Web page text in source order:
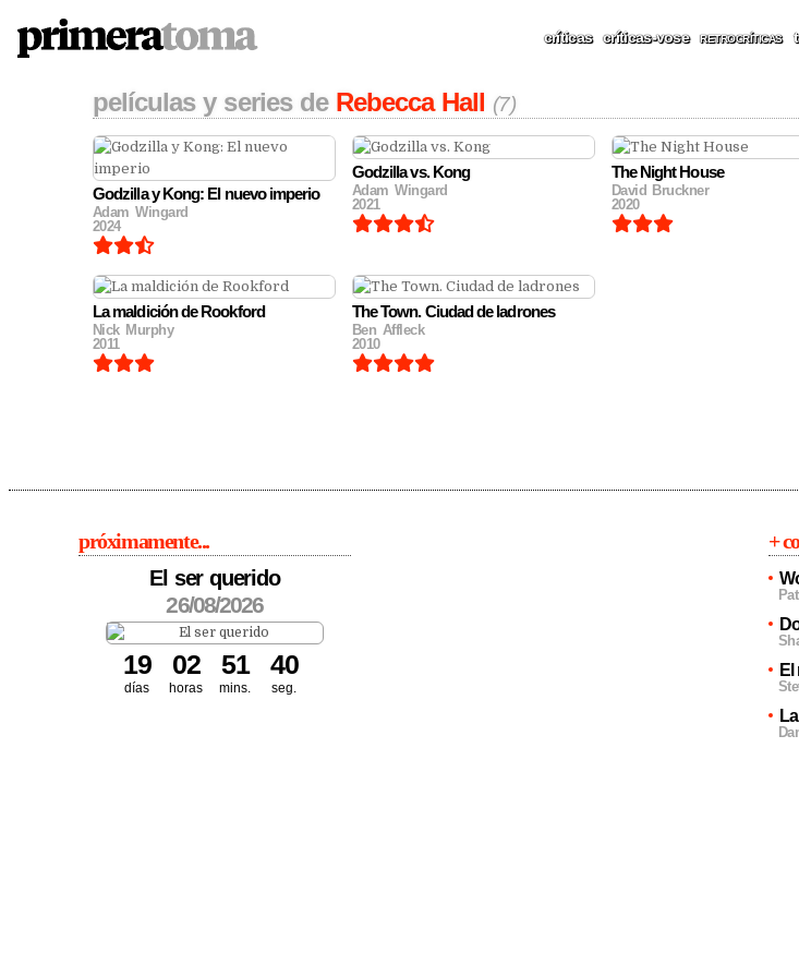
PRIMERATOMA | CRÍTICAS,críticas críticas-vose RETROCRÍTICAS
películas y series de Rebecca Hall (7)
Godzilla y Kong: El nuevo imperio
Adam Wingard
2024
Godzilla vs. Kong
Adam Wingard
2021
The Night House
David Bruckner
2020
La maldición de Rookford
Nick Murphy
2011
The Town. Ciudad de ladrones
Ben Affleck
2010
próximamente...
El ser querido
26/08/2026
días
19
horas
02
mins.
51
seg.
40
+